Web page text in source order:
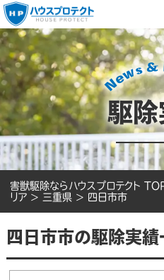
駆
害獣駆除ならハウスプロテクト
リア > 三重県 > 四日市市
四日市市の駆除実績